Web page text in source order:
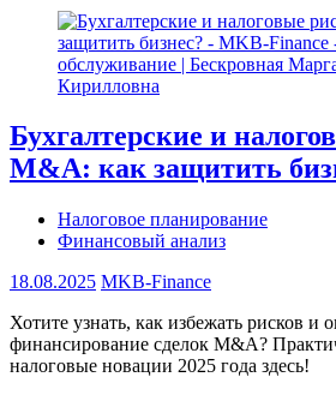
Бухгалтерские и
M&A: как защитить
Налоговое планирование
Финансовый анализ
18.08.2025 MKB-Finance
Хотите узнать, как избежать рисков и
финансирование сделок M&A?
налоговые новации 2025 года здесь!